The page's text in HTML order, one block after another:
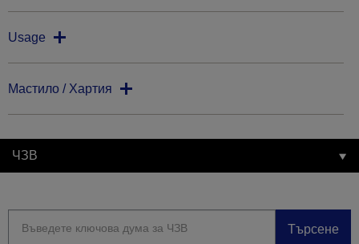
Usage
Мастило / Хартия
ЧЗВ
Търсене